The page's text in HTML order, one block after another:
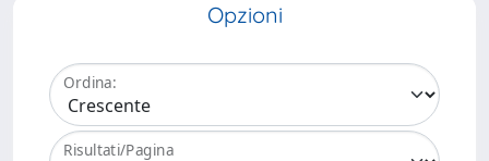
Opzioni
Ordina:
Risultati/Pagina